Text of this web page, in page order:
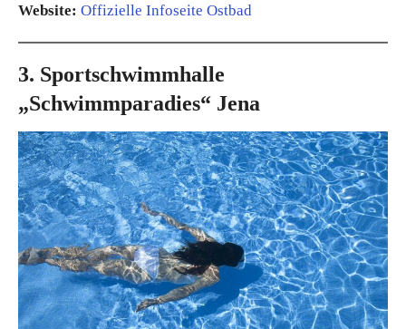
Website: Offizielle Infoseite Ostbad
3. Sportschwimmhalle
„Schwimmparadies“ Jena